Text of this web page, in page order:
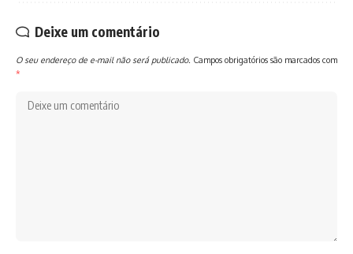
Deixe um comentário
O seu endereço de e-mail não será publicado. Campos obrigatórios são marcados com
*